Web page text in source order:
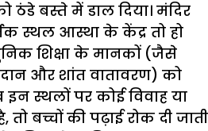
ठंडे बस्ते में डाल दिया। मंदिर
स्थल आस्था के केंद्र तो हो
शिक्षा के मानकों (जैसे
और शांत वातावरण) को
स्थलों पर कोई विवाह या
तो बच्चों की पढ़ाई रोक दी जाती